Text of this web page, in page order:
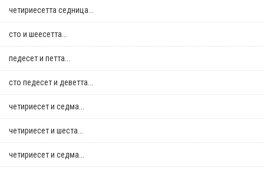
четириесетта седница...
сто и шеесетта...
педесет и петта...
сто педесет и деветта...
четириесет и седма...
четириесет и шеста...
четириесет и седма...